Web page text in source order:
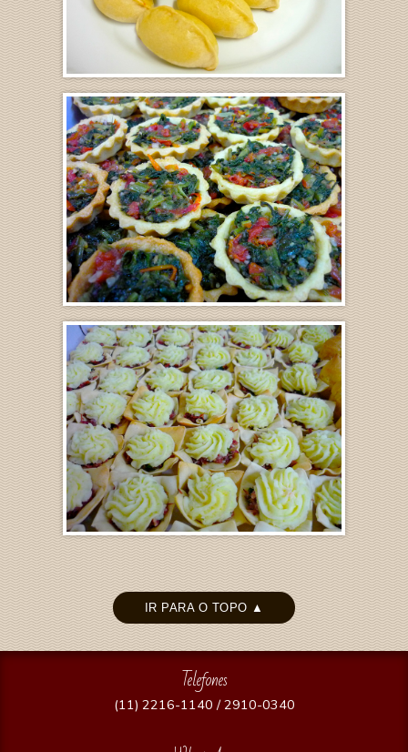
IR PARA O TOPO ▲
Telefones
(11) 2216-1140 / 2910-0340